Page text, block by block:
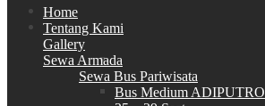
Home
Tentang Kami
Gallery
Sewa Armada
Sewa Bus Pariwisata
Bus Medium ADIPUTRO